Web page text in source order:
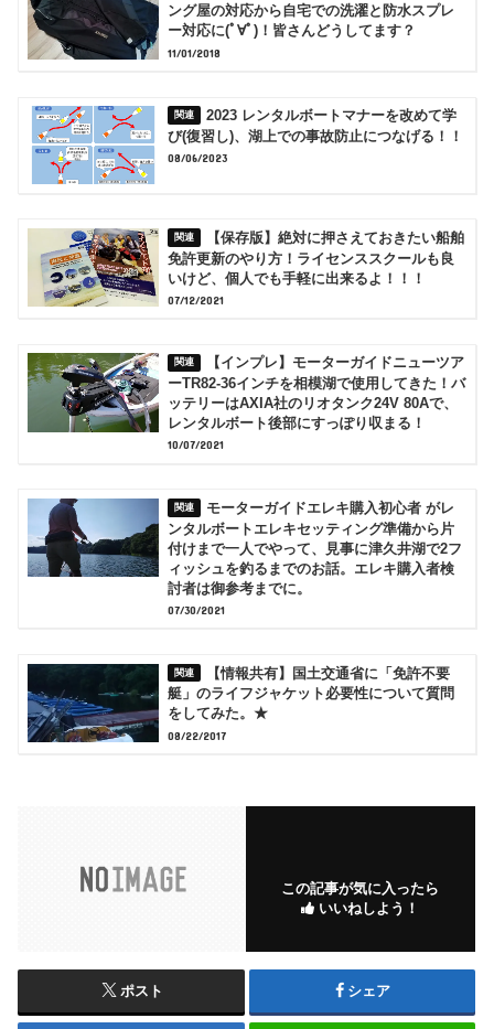
ング屋の対応から自宅での洗濯と防水スプレ
ー対応に(ﾟ∀ﾟ)！皆さんどうしてます？
11/01/2018
2023 レンタルボートマナーを改めて学
び(復習し)、湖上での事故防止につなげる！！
08/06/2023
【保存版】絶対に押さえておきたい船舶
免許更新のやり方！ライセンススクールも良
いけど、個人でも手軽に出来るよ！！！
07/12/2021
【インプレ】モーターガイドニューツア
ーTR82-36インチを相模湖で使用してきた！バ
ッテリーはAXIA社のリオタンク24V 80Aで、
レンタルボート後部にすっぽり収まる！
10/07/2021
モーターガイドエレキ購入初心者 がレ
ンタルボートエレキセッティング準備から片
付けまで一人でやって、見事に津久井湖で2フ
ィッシュを釣るまでのお話。エレキ購入者検
討者は御参考までに。
07/30/2021
【情報共有】国土交通省に「免許不要
艇」のライフジャケット必要性について質問
をしてみた。★
08/22/2017
この記事が気に入ったら
いいねしよう！
ポスト シェア